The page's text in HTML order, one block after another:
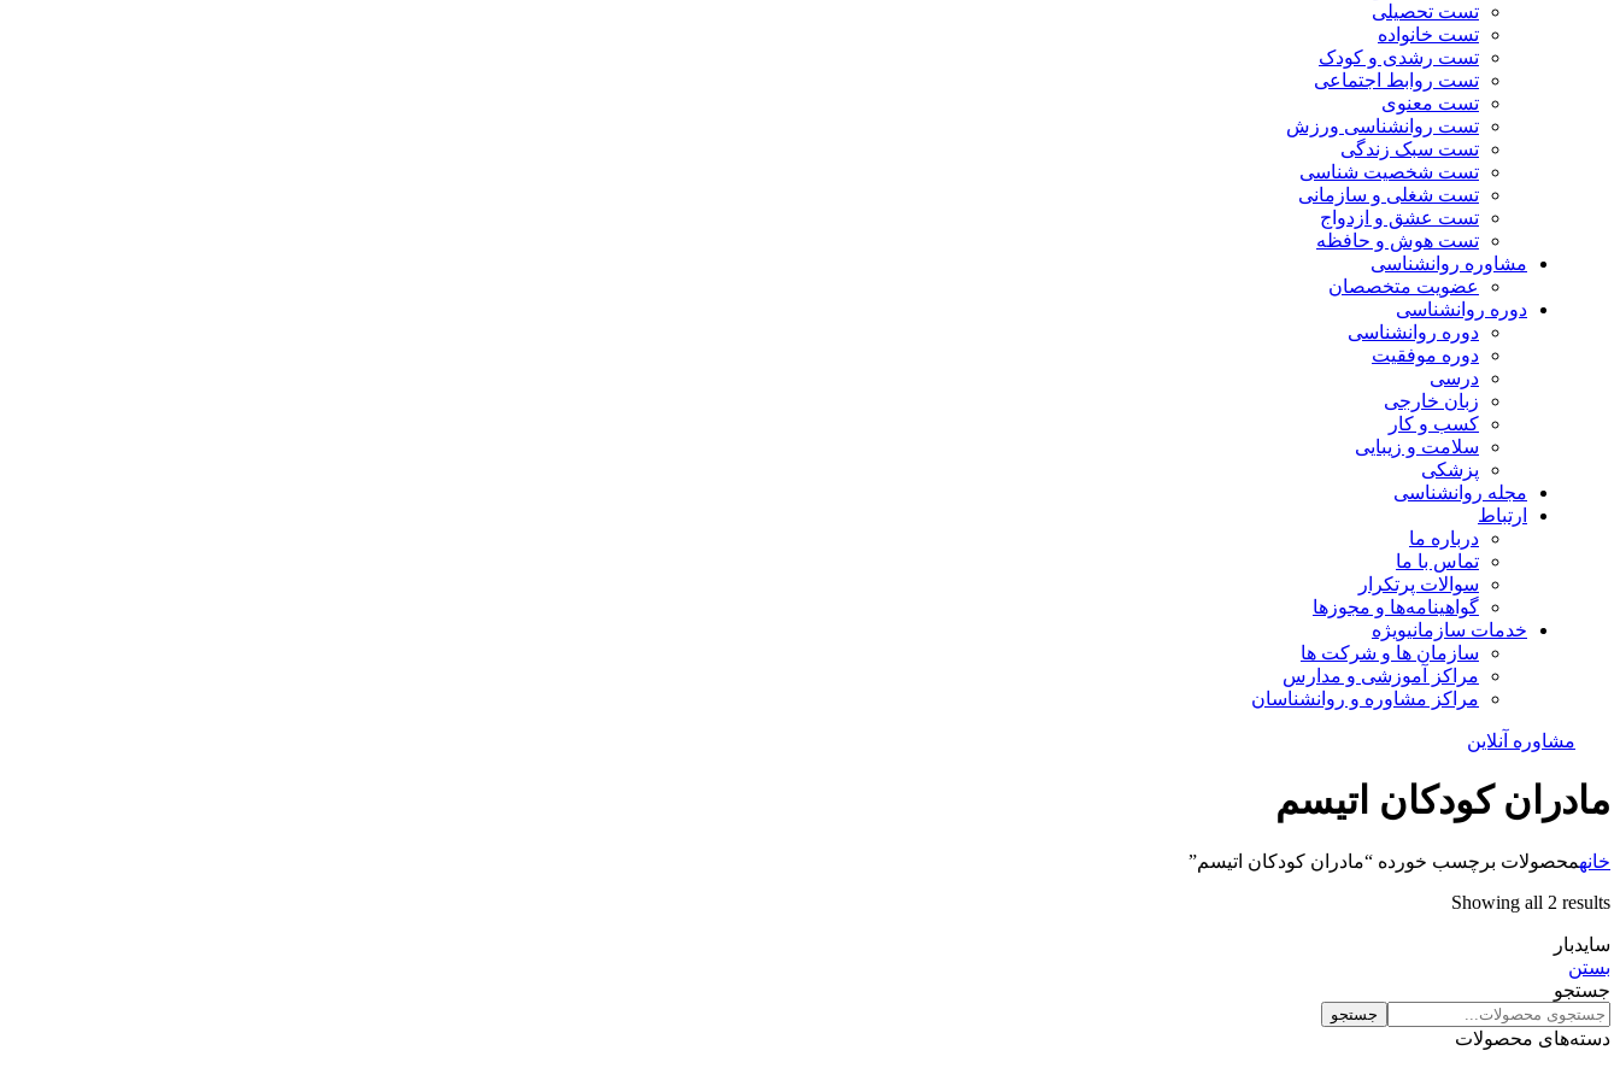
تست تحصیلی
تست خانواده
تست رشدی و کودک
تست روابط اجتماعی
تست معنوی
تست روانشناسی ورزش
تست سبک زندگی
تست شخصیت شناسی
تست شغلی و سازمانی
تست عشق و ازدواج
تست هوش و حافظه
مشاوره روانشناسی
عضویت متخصصان
دوره روانشناسی
دوره روانشناسی
دوره موفقیت
درسی
زبان خارجی
کسب و کار
سلامت و زیبایی
پزشکی
مجله روانشناسی
ارتباط
درباره ما
تماس با ما
سوالات پرتکرار
گواهینامه‌ها و مجوزها
خدمات سازمانیویژه
سازمان ها و شرکت ها
مراکز آموزشی و مدارس
مراکز مشاوره و روانشناسان
مشاوره آنلاین
مادران کودکان اتیسم
خانهمحصولات برچسب خورده “مادران کودکان اتیسم”
Showing all 2 results
سایدبار
بستن
جستجو
جستجو
دسته‌های محصولات